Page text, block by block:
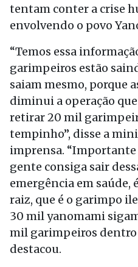
tentam conter a crise
envolvendo o povo
“Temos essa
garimpeiros estão
saiam mesmo, porque
diminui a operação
retirar 20 mil
tempinho”, disse a
imprensa. “Importante
gente consiga sair
emergência em saúde,
raiz, que é o garimpo
30 mil yanomami
mil garimpeiros dentro
destacou.